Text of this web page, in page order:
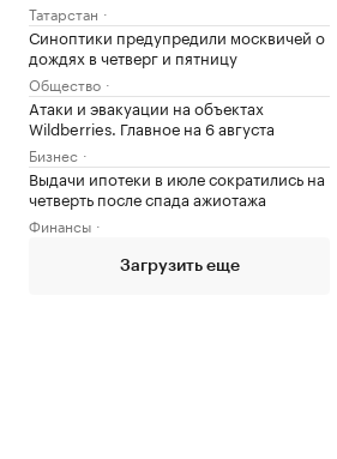
Татарстан
Синоптики предупредили москвичей о
дождях в четверг и пятницу
Общество
Атаки и эвакуации на объектах
Wildberries. Главное на 6 августа
Бизнес
Выдачи ипотеки в июле сократились на
четверть после спада ажиотажа
Финансы
Загрузить еще